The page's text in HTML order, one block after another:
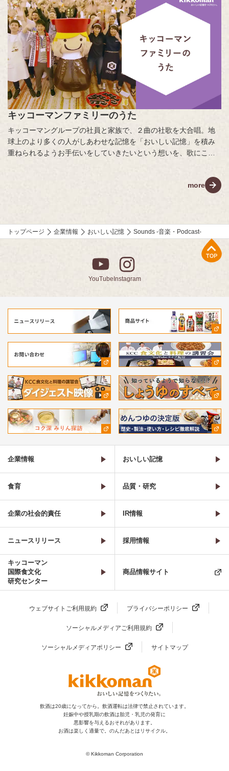
キッコーマンファミリーのうた
キッコーマングループの社員と家族で、２曲の社歌を大合唱。地
球上のより多くの人がしあわせな記憶を「おいしい記憶」を積み
重ねられるようお手伝いをしていきたいという想いを、歌にこめ
more
トップページ 企業情報 おいしい記憶 Sounds -音楽・Podcast-
YouTube Instagram
企業情報 おいしい記憶
食育 品質・研究
企業の社会的責任 IR情報
ニュースリリース 採用情報
キッコーマン
国際食文化
研究センター
商品情報サイト
ウェブサイトご利用規約 プライバシーポリシー
ソーシャルメディアご利用規約
ソーシャルメディアポリシー サイトマップ
飲酒は20歳になってから。飲酒運転は法律で禁止されています。
妊娠中や授乳期の飲酒は胎児・乳児の発育に
悪影響を与えるおそれがあります。
お酒は楽しく適量で。のんだあとはリサイクル。
© Kikkoman Corporation